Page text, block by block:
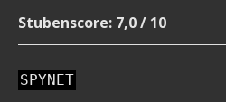
Stubenscore: 7,0 / 10
SPYNET